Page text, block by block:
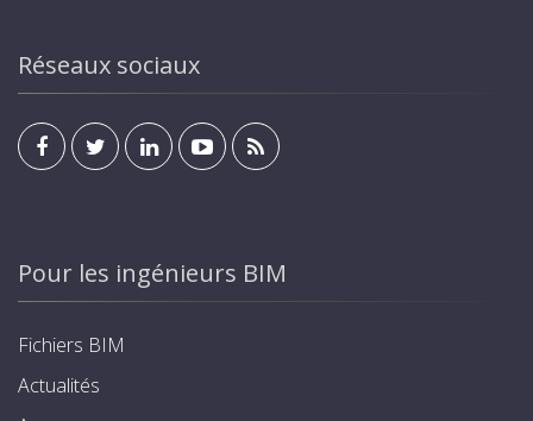
Réseaux sociaux
Pour les ingénieurs BIM
Fichiers BIM
Actualités